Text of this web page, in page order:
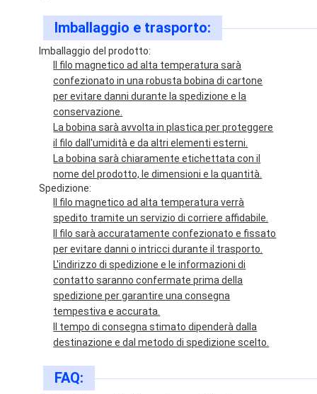
Imballaggio e trasporto:
Imballaggio del prodotto:
Il filo magnetico ad alta temperatura sarà
confezionato in una robusta bobina di cartone
per evitare danni durante la spedizione e la
conservazione.
La bobina sarà avvolta in plastica per proteggere
il filo dall'umidità e da altri elementi esterni.
La bobina sarà chiaramente etichettata con il
nome del prodotto, le dimensioni e la quantità.
Spedizione:
Il filo magnetico ad alta temperatura verrà
spedito tramite un servizio di corriere affidabile.
Il filo sarà accuratamente confezionato e fissato
per evitare danni o intricci durante il trasporto.
L'indirizzo di spedizione e le informazioni di
contatto saranno confermate prima della
spedizione per garantire una consegna
tempestiva e accurata.
Il tempo di consegna stimato dipenderà dalla
destinazione e dal metodo di spedizione scelto.
FAQ: